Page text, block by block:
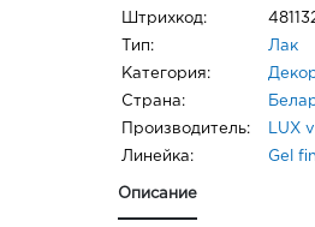
Штрихкод:
Тип: Лак
Категория:
Страна:
Производитель: LUX
Линейка: Gel
Описание